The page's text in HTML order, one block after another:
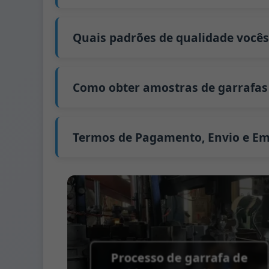
para 45 dias.
O envio da China leva aproximadamente
Quais padrões de qualidade
GB4806.5一2016 <Padrão Nacional de
(CE) No. 1935/2004 Migração de metais
Como obter amostras de
Normalmente enviamos amostras via
Termos de Pagamento, Envio e
Métodos de pagamento suportados para
Termo de envio: EXW, FOB, CFR, CIF
Termos de embalagem: Paletes +
Processo de garrafa de